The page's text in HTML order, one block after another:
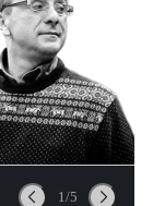
1/5